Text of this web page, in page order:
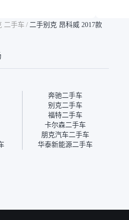
，这一点很便捷，其他平
的额外价值。虽然我砍过
为瓜子有质保，车子出小毛
病维修更有保障。”
二手车 / 二手别克 昂科威 2017款
奔驰二手车
别克二手车
福特二手车
卡尔森二手车
朋克汽车二手车
华泰新能源二手车